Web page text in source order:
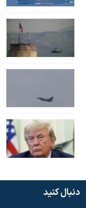
دنبال کنید